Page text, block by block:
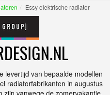
Essy elektrische radiator
levertijd van bepaalde modellen
radiatorfabrikanten in augustus
zijn vanwege de zomervakantie.